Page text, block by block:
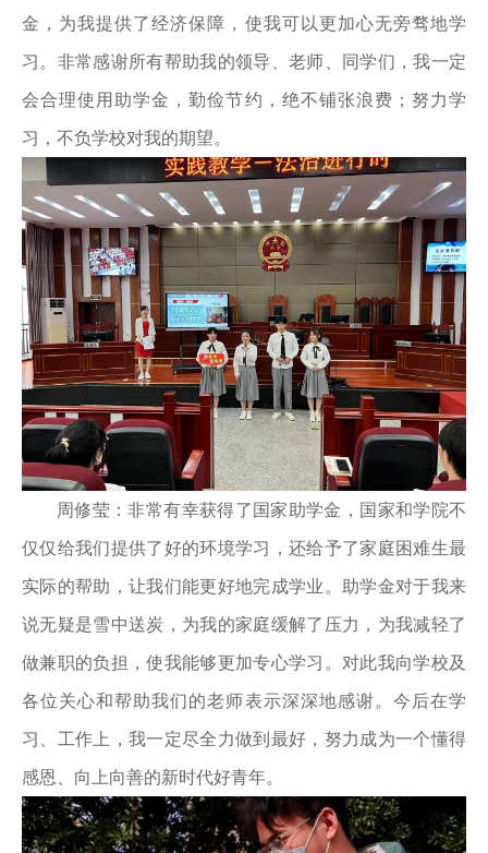
金，为我提供了经济保障，使我可以更加心无旁骛地学
习。非常感谢所有帮助我的领导、老师、同学们，我一定
会合理使用助学金，勤俭节约，绝不铺张浪费；努力学
习，不负学校对我的期望。
周修莹：非常有幸获得了国家助学金，国家和学院不
仅仅给我们提供了好的环境学习，还给予了家庭困难生最
实际的帮助，让我们能更好地完成学业。助学金对于我来
说无疑是雪中送炭，为我的家庭缓解了压力，为我减轻了
做兼职的负担，使我能够更加专心学习。对此我向学校及
各位关心和帮助我们的老师表示深深地感谢。今后在学
习、工作上，我一定尽全力做到最好，努力成为一个懂得
感恩、向上向善的新时代好青年。